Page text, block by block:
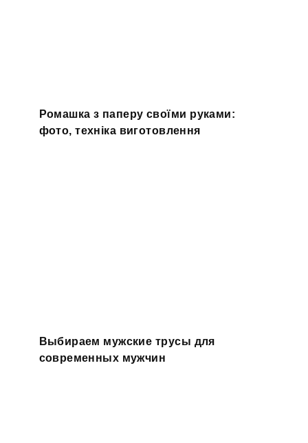
Ромашка з паперу своїми руками:
фото, техніка виготовлення
Выбираем мужские трусы для
современных мужчин